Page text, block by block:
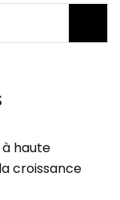
haute
croissance